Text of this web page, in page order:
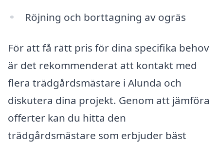
Röjning och borttagning av ogräs
För att få rätt pris för dina specifika behov
är det rekommenderat att kontakt med
flera trädgårdsmästare i Alunda och
diskutera dina projekt. Genom att jämföra
offerter kan du hitta den
trädgårdsmästare som erbjuder bäst